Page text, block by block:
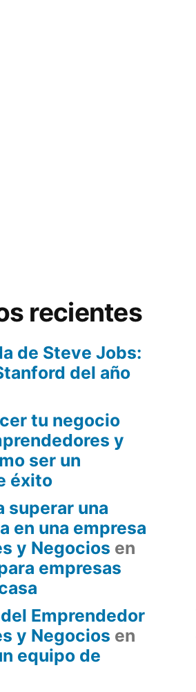
recientes
de Steve Jobs:
del año
tu negocio
y
ser un
éxito
superar una
en una empresa
y Negocios en
empresas
Emprendedor
y Negocios en
equipo de